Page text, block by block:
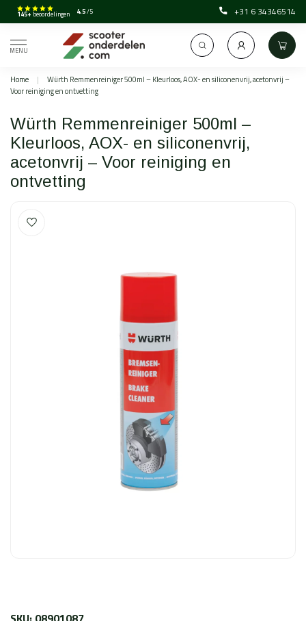
145+ beoordelingen 4.5/5 +31 6 34346514
MENU
Home |
Würth Remmenreiniger 500ml – Kleurloos, AOX- en siliconenvrij, acetonvrij –
Voor reiniging en ontvetting
Würth Remmenreiniger 500ml –
Kleurloos, AOX- en siliconenvrij,
acetonvrij – Voor reiniging en
ontvetting